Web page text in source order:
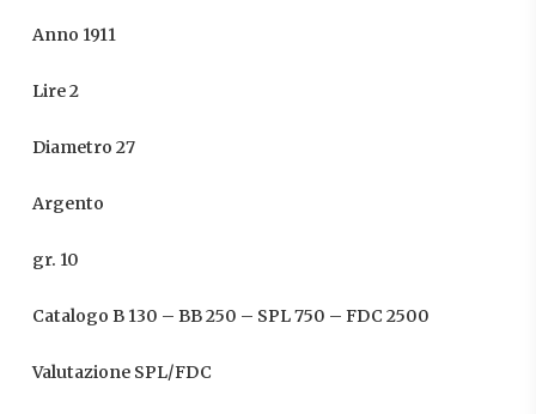
Anno 1911
Lire 2
Diametro 27
Argento
gr. 10
Catalogo B 130 – BB 250 – SPL 750 – FDC 2500
Valutazione SPL/FDC